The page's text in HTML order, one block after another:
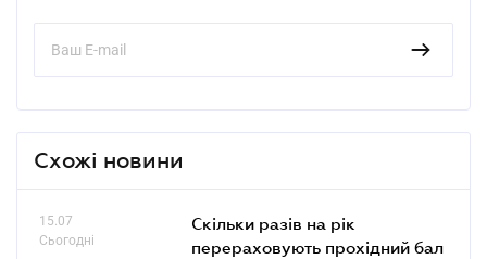
Схожі новини
15.07
Сьогодні
Скільки разів на рік
перераховують прохідний бал